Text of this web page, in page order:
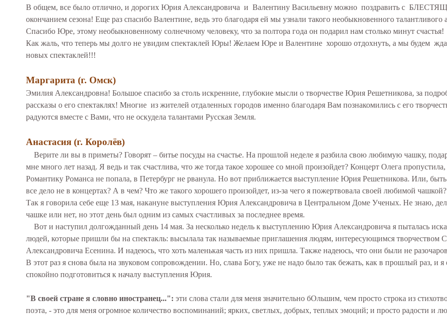
В общем, все было отлично, и дорогих Юрия Александровича и Валентину Васильевну можно поздравить с
окончанием сезона! Еще раз спасибо Валентине, ведь это благодаря ей мы узнали такого необыкновенного талантливого
Спасибо Юре, этому необыкновенному солнечному человеку, что за полтора года он подарил нам столько минут счастья!
Как жаль, что теперь мы долго не увидим спектаклей Юры! Желаем Юре и Валентине хорошо отдохнуть, а мы будем
новых спектаклей!!!
Маргарита (г. Омск)
Эмилия Александровна! Большое спасибо за столь искренние, глубокие мысли о творчестве Юрия Решетникова, за
рассказы о его спектаклях! Многие из жителей отдаленных городов именно благодаря Вам познакомились с его
радуются вместе с Вами, что не оскудела талантами Русская Земля.
Анастасия (г. Королёв)
Верите ли вы в приметы? Говорят – битье посуды на счастье. На прошлой неделе я разбила свою любимую чашку,
мне много лет назад. Я ведь и так счастлива, что же тогда такое хорошее со мной произойдет? Концерт Олега пропустила,
Романтику Романса не попала, в Петербург не рванула. Но вот приближается выступление Юрия Решетникова. Или,
все дело не в концертах? А в чем? Что же такого хорошего произойдет, из-за чего я пожертвовала своей любимой чашкой?
Так я говорила себе еще 13 мая, накануне выступления Юрия Александровича в Центральном Доме Ученых. Не знаю,
чашке или нет, но этот день был одним из самых счастливых за последнее время.
Вот и наступил долгожданный день 14 мая. За несколько недель к выступлению Юрия Александровича я пыталась
людей, которые пришли бы на спектакль: высылала так называемые приглашения людям, интересующимся творчеством
Александровича Есенина. И надеюсь, что хоть маленькая часть из них пришла. Также надеюсь, что они были не
В этот раз я снова была на звуковом сопровождении. Но, слава Богу, уже не надо было так бежать, как в прошлый раз, и я
спокойно подготовиться к началу выступления Юрия.
"В своей стране я словно иностранец...": эти слова стали для меня значительно бОльшим, чем просто строка из
поэта, - это для меня огромное количество воспоминаний; ярких, светлых, добрых, теплых эмоций; и просто радости и